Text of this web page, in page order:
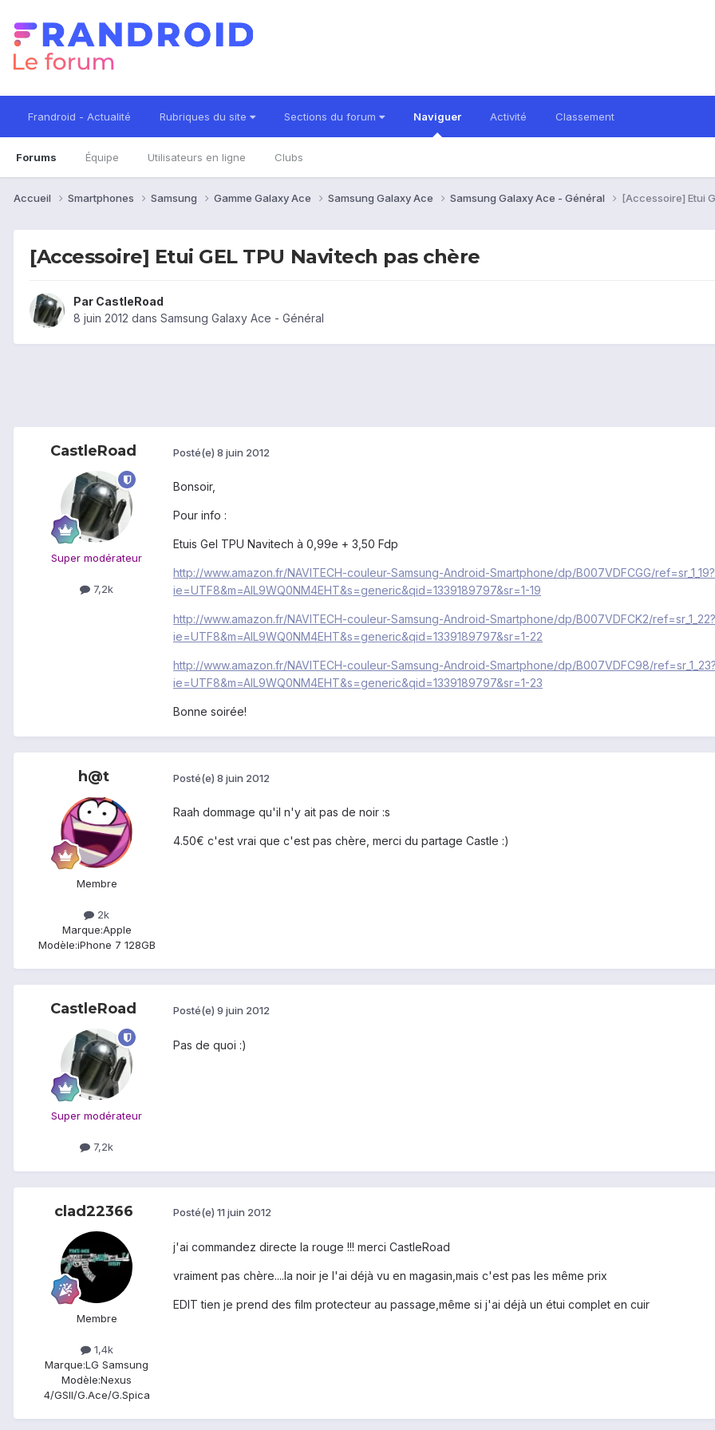
Frandroid - Actualité Rubriques du site Sections du forum Naviguer
Forums Équipe Utilisateurs en ligne Clubs
Activité Classement
Accueil Smartphones Samsung Gamme Galaxy Ace Samsung Galaxy Ace Samsung Galaxy Ace - Général [Accessoire] Etui
[Accessoire] Etui GEL TPU Navitech pas chère
Par CastleRoad
8 juin 2012 dans Samsung Galaxy Ace - Général
CastleRoad
Super modérateur
7,2k
Posté(e) 8 juin 2012
Bonsoir,
Pour info :
Etuis Gel TPU Navitech à 0,99e + 3,50 Fdp
http://www.amazon.fr/NAVITECH-couleur-Samsung-Android-Smartphone/dp/B007VDFCGG/ref=sr_1_19?
ie=UTF8&m=AIL9WQ0NM4EHT&s=generic&qid=1339189797&sr=1-19
http://www.amazon.fr/NAVITECH-couleur-Samsung-Android-Smartphone/dp/B007VDFCK2/ref=sr_1_22?
ie=UTF8&m=AIL9WQ0NM4EHT&s=generic&qid=1339189797&sr=1-22
http://www.amazon.fr/NAVITECH-couleur-Samsung-Android-Smartphone/dp/B007VDFC98/ref=sr_1_23?
ie=UTF8&m=AIL9WQ0NM4EHT&s=generic&qid=1339189797&sr=1-23
Bonne soirée!
h@t
Membre
2k
Marque:Apple
Modèle:iPhone 7 128GB
Posté(e) 8 juin 2012
Raah dommage qu'il n'y ait pas de noir :s
4.50€ c'est vrai que c'est pas chère, merci du partage Castle :)
CastleRoad
Super modérateur
7,2k
Posté(e) 9 juin 2012
Pas de quoi :)
clad22366
Membre
1,4k
Marque:LG Samsung
Modèle:Nexus
4/GSII/G.Ace/G.Spica
Posté(e) 11 juin 2012
j'ai commandez directe la rouge !!! merci CastleRoad
vraiment pas chère....la noir je l'ai déjà vu en magasin,mais c'est pas les même prix
EDIT tien je prend des film protecteur au passage,même si j'ai déjà un étui complet en cuir